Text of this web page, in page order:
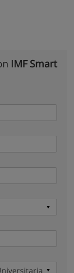
IMF Smart